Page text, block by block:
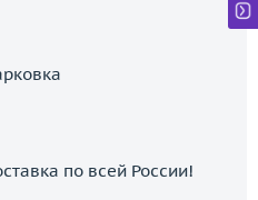
по всей России!